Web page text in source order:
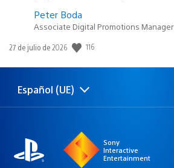
Peter Boda
Associate Digital Promotions Manager
Fecha
publicación:
27 de julio de 2026 116
Selecciona
una
Región
actual:
Español (UE)
Sony
Interactive
Entertainment